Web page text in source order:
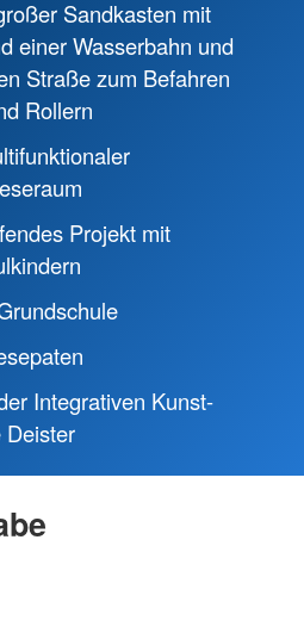
Sandkasten mit
einer Wasserbahn und
Straße zum Befahren
Rollern
Projekt mit
Integrativen Kunst-
Deister